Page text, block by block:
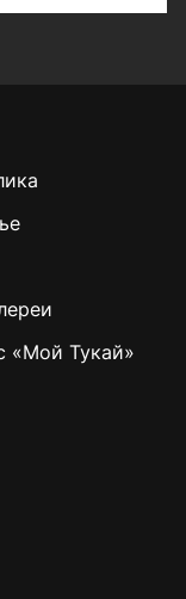
«Мой Тукай»